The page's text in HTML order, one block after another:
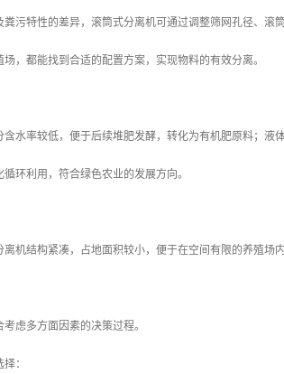
污特性的差异，滚筒式分离机可通过调整筛网孔径、滚
，都能找到合适的配置方案，实现物料的有效分离。
水率较低，便于后续堆肥发酵，转化为有机肥原料；液
环利用，符合绿色农业的发展方向。
机结构紧凑，占地面积较小，便于在空间有限的养殖场
虑多方面因素的决策过程。
：